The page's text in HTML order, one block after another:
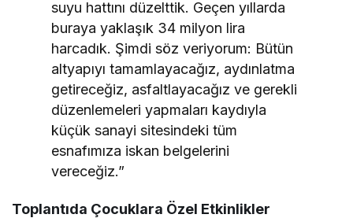
suyu hattını düzelttik. Geçen yıllarda
buraya yaklaşık 34 milyon lira
harcadık. Şimdi söz veriyorum: Bütün
altyapıyı tamamlayacağız, aydınlatma
getireceğiz, asfaltlayacağız ve gerekli
düzenlemeleri yapmaları kaydıyla
küçük sanayi sitesindeki tüm
esnafımıza iskan belgelerini
vereceğiz.”
Toplantıda Çocuklara Özel Etkinlikler